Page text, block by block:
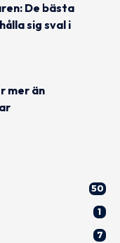
De bästa
sig sval i
mer än
50
1
7